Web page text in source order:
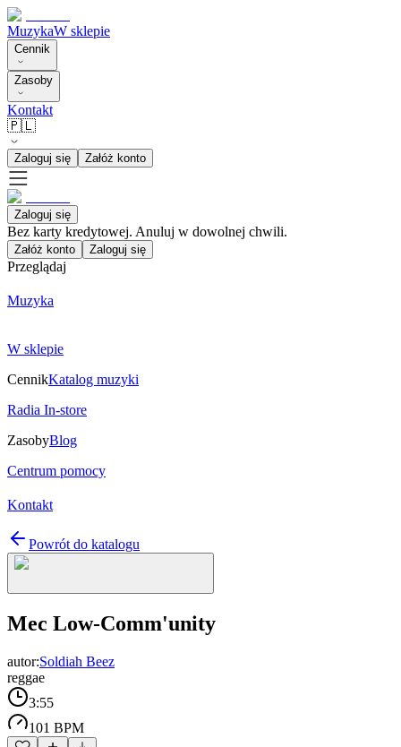
MuzykaW sklepie
Cennik
Zasoby
Kontakt
🇵🇱
Zaloguj się Załóż konto
Zaloguj się
Bez karty kredytowej. Anuluj w dowolnej chwili.
Załóż konto Zaloguj się
Przeglądaj
Muzyka
W sklepie
CennikKatalog muzyki
Radia In-store
ZasobyBlog
Centrum pomocy
Kontakt
Powrót do katalogu
Mec Low-Comm'unity
autor:Soldiah Beez
reggae
3:55
101 BPM